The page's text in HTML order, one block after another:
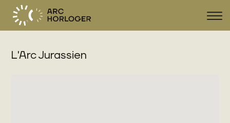
L'Arc Jurassien